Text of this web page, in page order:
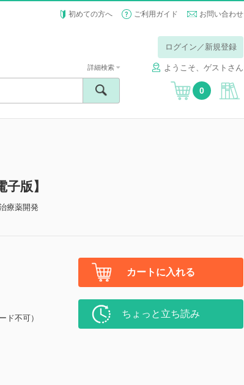
初めての方へ ご利用ガイド お問い合わせ
ログイン／新規登録
ようこそ、ゲストさん
詳細検索
0
版】
療薬開発
ド不可）
カートに入れる
ちょっと立ち読み